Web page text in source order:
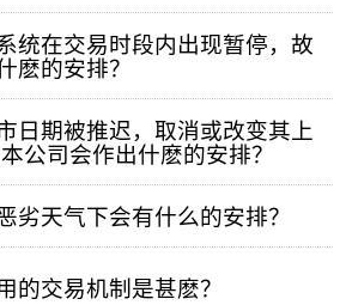
统在交易时段内出现暂停，故
麽的安排？
日期被推迟，取消或改变其上
公司会作出什麽的安排？
劣天气下会有什么的安排？
的交易机制是甚麽？